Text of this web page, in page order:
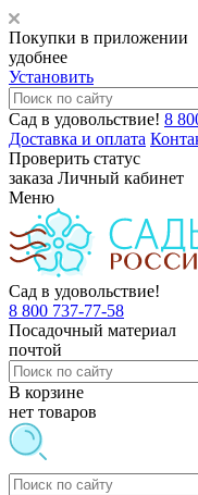
Покупки в приложении
удобнее
Установить
Сад в удовольствие! 8
Доставка и оплата
Проверить статус
заказа Личный кабинет
Меню
Сад в удовольствие!
8 800 737-77-58
Посадочный материал
почтой
В корзине
нет товаров